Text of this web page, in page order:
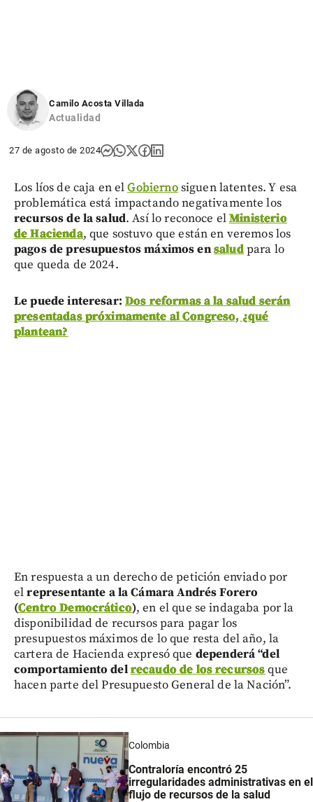
Camilo Acosta Villada
Actualidad
27 de agosto de 2024
Los líos de caja en elGobiernosiguen latentes. Y esa
problemática está impactando negativamente los
recursos de la salud. Así lo reconoce elMinisterio
de Hacienda, que sostuvo que están en veremos los
pagos de presupuestos máximos ensaludpara lo
que queda de 2024.
Le puede interesar: Dos reformas a la salud serán
presentadas próximamente al Congreso, ¿qué
plantean?
En respuesta a un derecho de petición enviado por
elrepresentante a la Cámara Andrés Forero
(Centro Democrático), en el que se indagaba por la
disponibilidad de recursos para pagar los
presupuestos máximos de lo que resta del año, la
cartera de Hacienda expresó que dependerá “del
comportamiento delrecaudo de los recursosque
hacen parte del Presupuesto General de la Nación”.
Colombia
Contraloría encontró 25
irregularidades administrativas en el
flujo de recursos de la salud